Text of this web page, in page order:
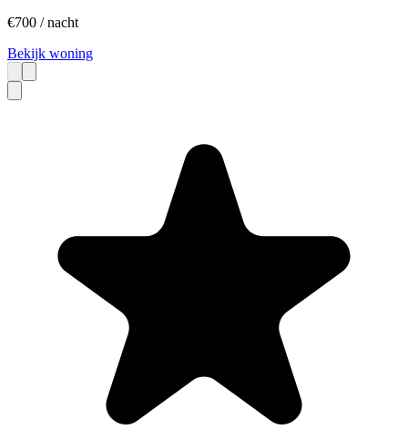
€700 / nacht
Bekijk woning